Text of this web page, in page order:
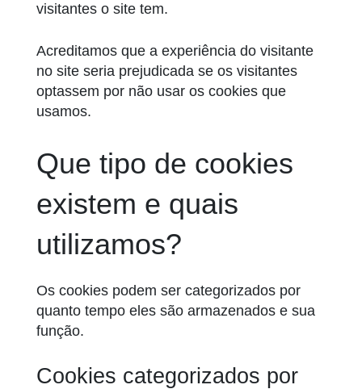
visitantes o site tem.
Acreditamos que a experiência do visitante
no site seria prejudicada se os visitantes
optassem por não usar os cookies que
usamos.
Que tipo de cookies
existem e quais
utilizamos?
Os cookies podem ser categorizados por
quanto tempo eles são armazenados e sua
função.
Cookies categorizados por